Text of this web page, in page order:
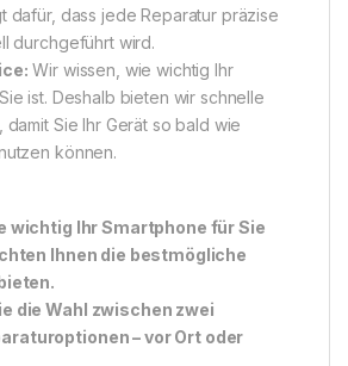
dafür, dass jede Reparatur präzise
durchgeführt wird.
Wir wissen, wie wichtig Ihr
ist. Deshalb bieten wir schnelle
Sie Ihr Gerät so bald wie
können.
wichtig Ihr Smartphone für Sie
Ihnen die bestmögliche
die Wahl zwischen zwei
– vor Ort oder